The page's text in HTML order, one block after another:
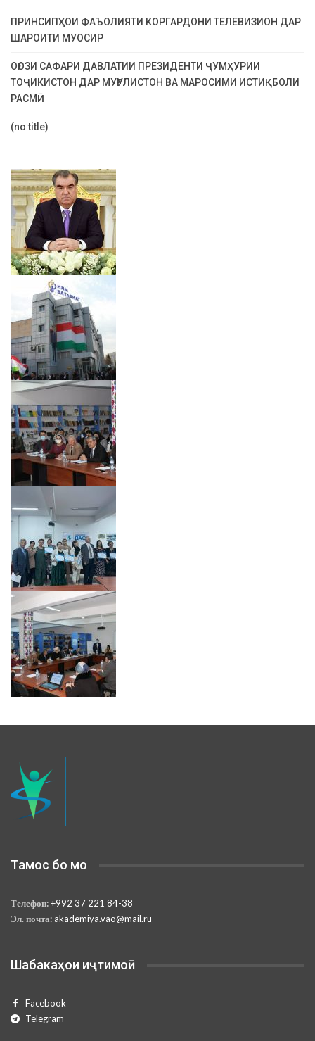
ПРИНСИПҲОИ ФАЪОЛИЯТИ КОРГАРДОНИ ТЕЛЕВИЗИОН ДАР
ШАРОИТИ МУОСИР
ОҒОЗИ САФАРИ ДАВЛАТИИ ПРЕЗИДЕНТИ ҶУМҲУРИИ
ТОҶИКИСТОН ДАР МУҒУЛИСТОН ВА МАРОСИМИ ИСТИҚБОЛИ
РАСМӢ
(no title)
Тамос бо мо
Телефон:+992 37 221 84-38
Эл. почта: akademiya.vao@mail.ru
Шабакаҳои иҷтимоӣ
Facebook
Telegram